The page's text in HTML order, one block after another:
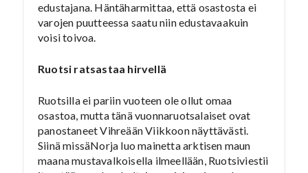
edustajana. Häntäharmittaa, että osastosta ei
varojen puutteessa saatu niin edustavaakuin
voisi toivoa.
Ruotsi ratsastaa hirvellä
Ruotsilla ei pariin vuoteen ole ollut omaa
osastoa, mutta tänä vuonnaruotsalaiset ovat
panostaneet Vihreään Viikkoon näyttävästi.
Siinä missäNorja luo mainetta arktisen maun
maana mustavalkoisella ilmeellään, Ruotsiviestii